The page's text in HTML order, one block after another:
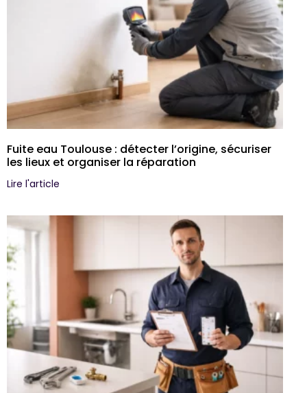
Fuite eau Toulouse : détecter l’origine, sécuriser
les lieux et organiser la réparation
Lire l'article